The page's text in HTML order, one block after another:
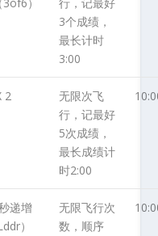
）
行，记最好
3个成绩，
最长计时
3:00
2
无限次飞
行，记最好
5次成绩，
最长成绩计
时2:00
递增
）
无限飞行次
数，顺序